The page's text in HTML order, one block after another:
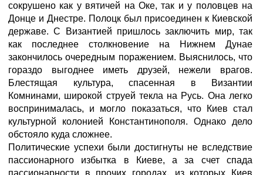
сокрушено как у вятичей на Оке, так и у половцев на
Донце и Днестре. Полоцк был присоединен к Киевской
державе. С Византией пришлось заключить мир, так
как последнее столкновение на Нижнем Дунае
закончилось очередным поражением. Выяснилось, что
гораздо выгоднее иметь друзей, нежели врагов.
Блестящая культура, спасенная в Византии
Комнинами, широкой струей текла на Русь. Она легко
воспринималась, и могло показаться, что Киев стал
культурной колонией Константинополя. Однако дело
обстояло куда сложнее.
Политические успехи были достигнуты не вследствие
пассионарного избытка в Киеве, а за счет спада
пассионарности в прочих городах, из которых Киев